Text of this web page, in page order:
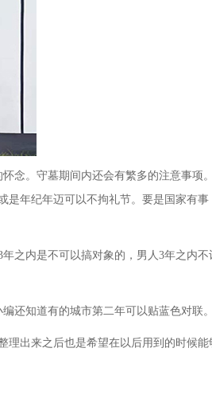
念。守墓期间内还会有繁多的注意事项
是年纪年迈可以不拘礼节。要是国家有事
年之内是不可以搞对象的，男人3年之内不
编还知道有的城市第二年可以贴蓝色对联。
理出来之后也是希望在以后用到的时候能